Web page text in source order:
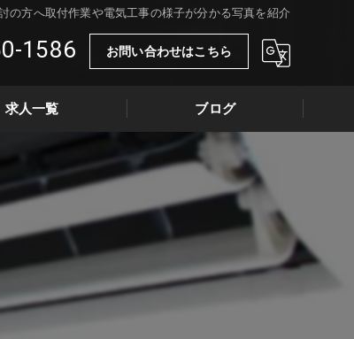
方へ取付作業や電気工事の様子が分かる写真を紹介
1586 お問い合わせはこちら
求人一覧 ブログ